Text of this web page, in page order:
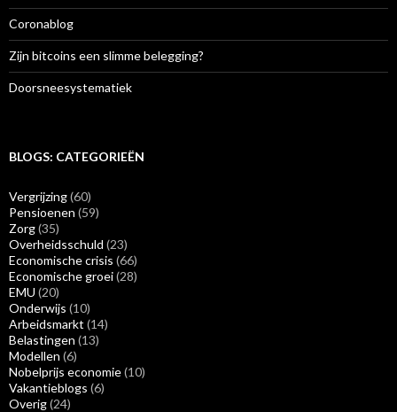
Coronablog
Zijn bitcoins een slimme belegging?
Doorsneesystematiek
BLOGS: CATEGORIEËN
Vergrijzing(60)
Pensioenen (59)
Zorg(35)
Overheidsschuld (23)
Economische crisis (66)
Economische groei(28)
EMU (20)
Onderwijs (10)
Arbeidsmarkt (14)
Belastingen (13)
Modellen (6)
Nobelprijs economie(10)
Vakantieblogs (6)
Overig(24)